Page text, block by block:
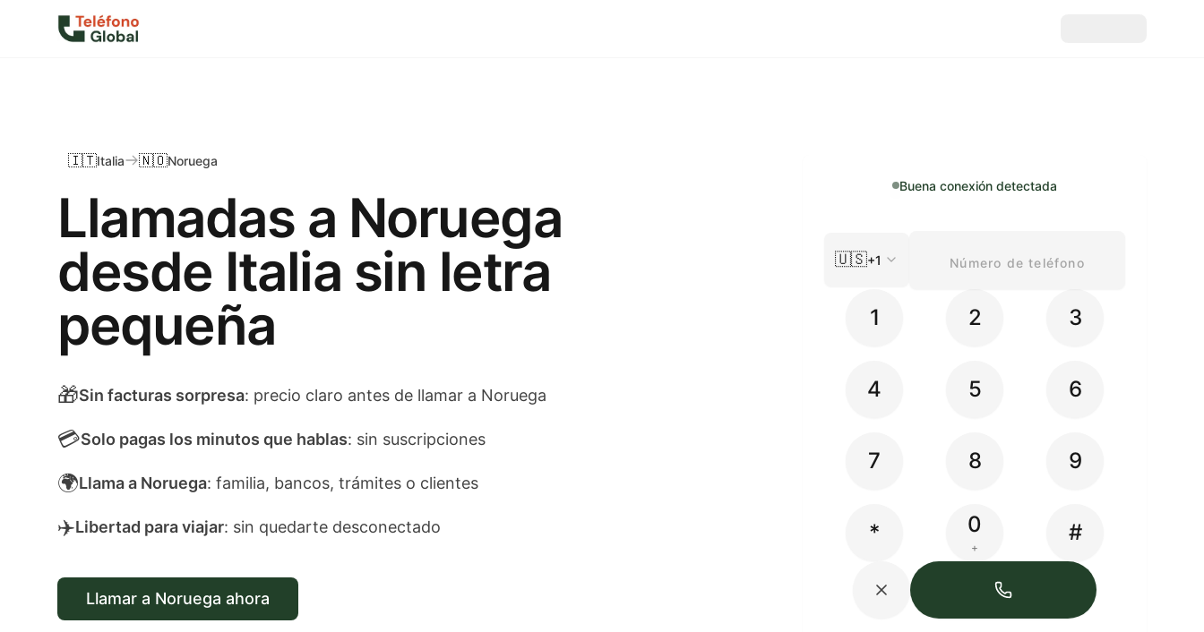
Llamadas a Noruega
desde Italia sin letra
pequeña
🇮🇹Italia 🇳🇴Noruega
🎁Sin facturas sorpresa: precio claro antes de llamar a Noruega
💳Solo pagas los minutos que hablas: sin suscripciones
🌍Llama a Noruega: familia, bancos, trámites o clientes
✈️Libertad para viajar: sin quedarte desconectado
Llamar a Noruega ahora
Buena conexión detectada
🇺🇸+1
1 2 3
4 5 6
7 8 9
* 0
+
#